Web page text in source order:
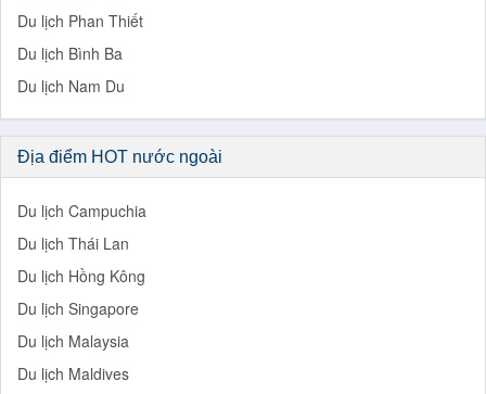
Du lịch Phan Thiết
Du lịch Bình Ba
Du lịch Nam Du
Địa điểm HOT nước ngoài
Du lịch Campuchia
Du lịch Thái Lan
Du lịch Hồng Kông
Du lịch Singapore
Du lịch Malaysia
Du lịch Maldives